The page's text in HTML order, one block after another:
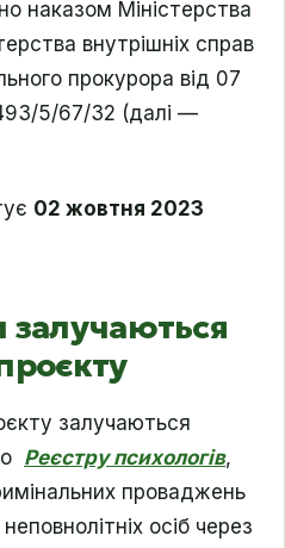
наказом Міністерства
внутрішніх справ
прокурора від 07
5/67/32 (далі —
02 жовтня 2023
залучаються
залучаються
Реєстру психологів,
проваджень
осіб через